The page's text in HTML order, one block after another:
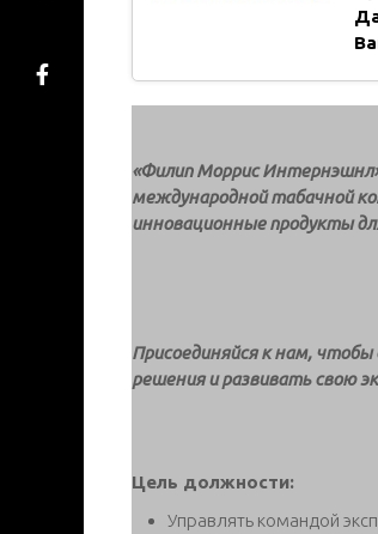
«Филип Моррис
международной табачной
инновационные продукты
Присоединяйся к нам,
решения и развивать свою
Цель должности:
Управлять командой